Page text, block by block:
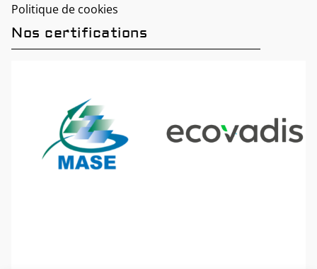
Politique de cookies
Nos certifications